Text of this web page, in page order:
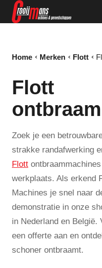
Home Merken Flott
Flott
Zoek je een
strakke randafwerking
Flott
werkplaats. Als erkend
Machines je snel naar
demonstratie in onze
in Nederland en België.
een offerte aan en
schoner ontbraamt.